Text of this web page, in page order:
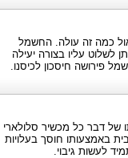
כמה זה עולה. החשמל
לשלוט עליו בצורה יעילה
פירושה חיסכון לכיסנו.
של דבר כל מכשיר סלולארי
באמצעותו חוסך בעלויות
לעשות גיבוי.